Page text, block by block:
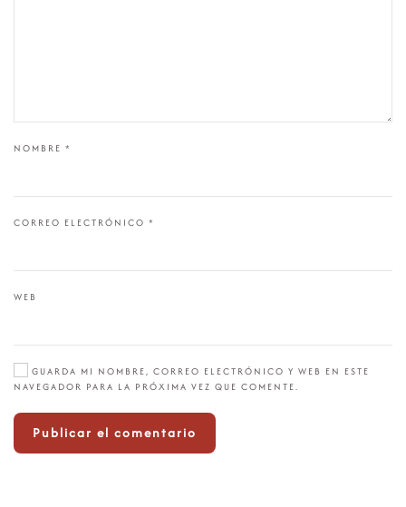
NOMBRE *
CORREO ELECTRÓNICO *
WEB
GUARDA MI NOMBRE, CORREO ELECTRÓNICO Y WEB EN ESTE
NAVEGADOR PARA LA PRÓXIMA VEZ QUE COMENTE.
Publicar el comentario